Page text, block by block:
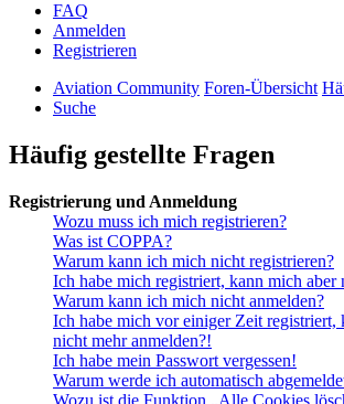
FAQ
Anmelden
Registrieren
Aviation Community Foren-Übersicht
Suche
Häufig gestellte Fragen
Registrierung und Anmeldung
Wozu muss ich mich registrieren?
Was ist COPPA?
Warum kann ich mich nicht registrieren?
Ich habe mich registriert, kann mich aber
Warum kann ich mich nicht anmelden?
Ich habe mich vor einiger Zeit registriert,
nicht mehr anmelden?!
Ich habe mein Passwort vergessen!
Warum werde ich automatisch